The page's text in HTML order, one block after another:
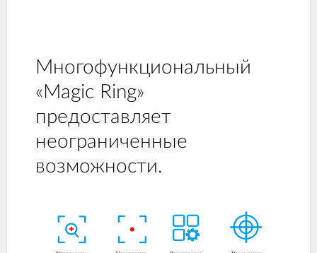
Многофункциональный
«Magic Ring»
предоставляет
неограниченные
возможности.